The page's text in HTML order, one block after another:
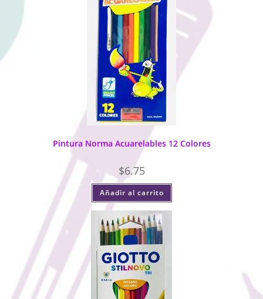
Pintura Norma Acuarelables 12 Colores
$6.75
Añadir al carrito